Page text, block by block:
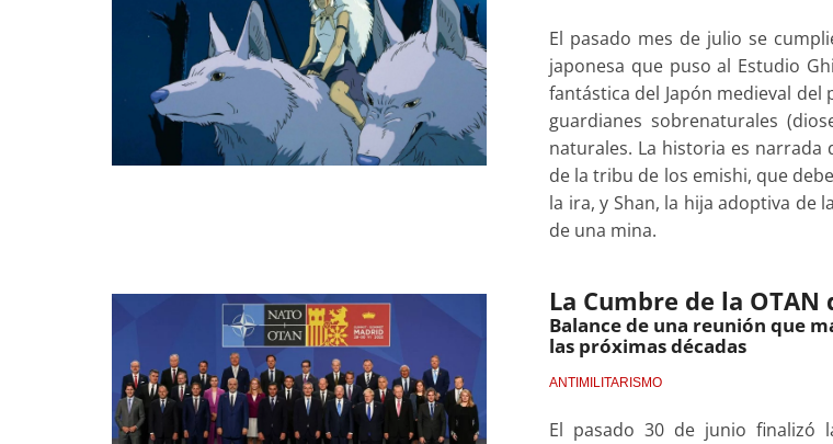
El pasado mes de julio se
japonesa que puso al Estudio
fantástica del Japón medieval
guardianes sobrenaturales
naturales. La historia es
de la tribu de los emishi, que
la ira, y Shan, la hija adoptiva de
de una mina.
La Cumbre de la
Balance de una reunión que
las próximas décadas
ANTIMILITARISMO
El pasado 30 de junio finalizó